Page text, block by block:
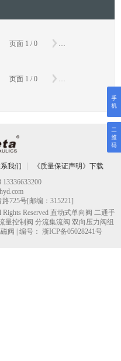
页面 1 /0 到第
页面 1 /0 到第
我们
《质量保证声明》下载
725号[邮编：315221]
Reserved 直动式单向阀 二通手
量控制阀 分流集流阀 双向压力阀组
阀 | 编号： 浙ICP备05028241号